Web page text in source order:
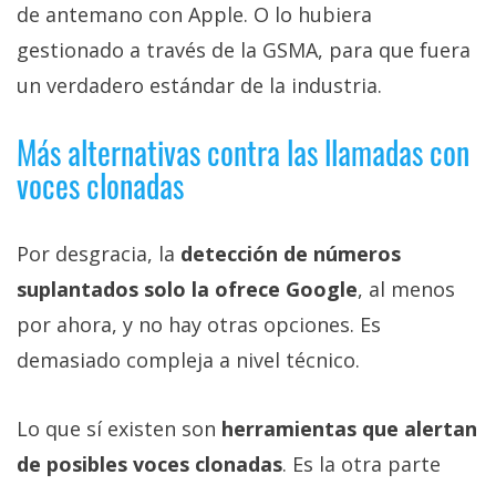
de antemano con Apple. O lo hubiera
gestionado a través de la GSMA, para que fuera
un verdadero estándar de la industria.
Más alternativas contra las llamadas con
voces clonadas
Por desgracia, la detección de números
suplantados solo la ofrece Google, al menos
por ahora, y no hay otras opciones. Es
demasiado compleja a nivel técnico.
Lo que sí existen son herramientas que alertan
de posibles voces clonadas. Es la otra parte